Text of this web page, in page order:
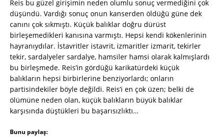
Reis bu güzel girişimin neden olumlu sonuç vermediğini çok
düşündü. Vardığı sonuç onun kanserden öldüğü güne dek
canını çok sıkmıştı. Küçük balıklar doğru dürüst
birleşemedikleri kanısına varmıştı. Hepsi kendi kökenlerinin
hayranıydılar. İstavritler istavrit, izmaritler izmarit, tekirler
tekir, sardalyeler sardalye, hamsiler hamsi olarak kalmışlardı
bu birleşmede. Reis’in gördüğü karikatürdeki küçük
balıkların hepsi birbirlerine benziyorlardı; onların
partisindekiler böyle değildi. Reis’i en çok üzen; belki de
ölümüne neden olan, küçük balıkların büyük balıklar
karşısında düştükleri bu başarısızlıktı…
Bunu paylaş: